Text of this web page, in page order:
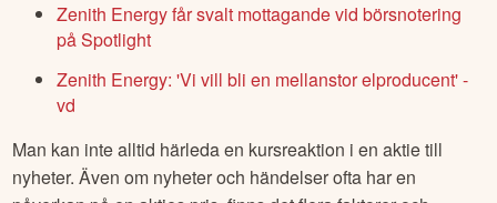
Zenith Energy får svalt mottagande vid börsnotering
på Spotlight
Zenith Energy: 'Vi vill bli en mellanstor elproducent' -
vd
Man kan inte alltid härleda en kursreaktion i en aktie till
nyheter. Även om nyheter och händelser ofta har en